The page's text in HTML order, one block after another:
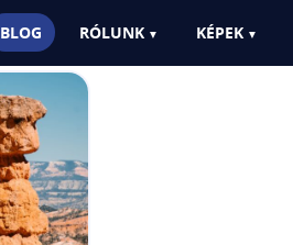
BLOG RÓLUNK KÉPEK